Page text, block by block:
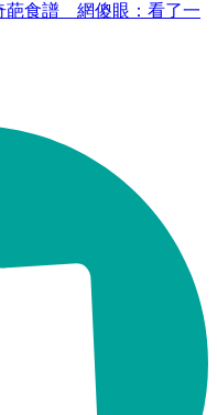
葩食譜 網傻眼：看了一